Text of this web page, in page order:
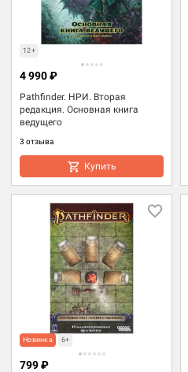
12+
Pathfinder. НРИ. Вторая
редакция. Основная книга
ведущего
3 отзыва
4 990 ₽
Купить
Новинка 6+
799 ₽